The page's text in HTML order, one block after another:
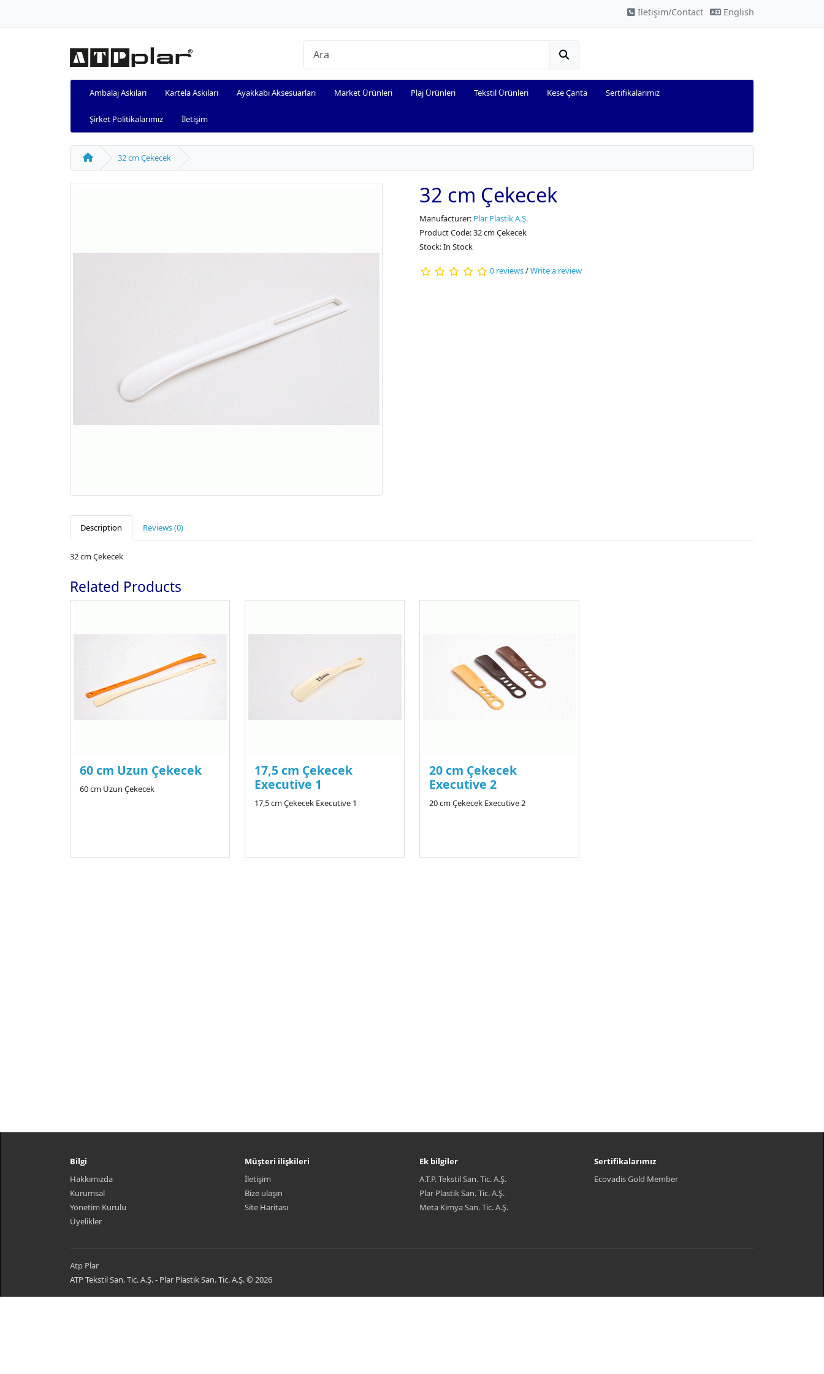
İletişim/Contact English
Ambalaj Askıları Kartela Askıları Ayakkabı Aksesuarları Market Ürünleri Plaj Ürünleri Tekstil Ürünleri Kese Çanta Sertifikalarımız
Şirket Politikalarımız İletişim
32 cm Çekecek
32 cm Çekecek
Manufacturer: Plar Plastik A.Ş.
Product Code: 32 cm Çekecek
Stock: In Stock
0 reviews/Write a review
Description Reviews (0)
32 cm Çekecek
Related Products
60 cm Uzun Çekecek
60 cm Uzun Çekecek
17,5 cm Çekecek
Executive 1
17,5 cm Çekecek Executive 1
20 cm Çekecek
Executive 2
20 cm Çekecek Executive 2
Bilgi
Hakkımızda
Kurumsal
Yönetim Kurulu
Üyelikler
Müşteri ilişkileri
İletişim
Bize ulaşın
Site Haritası
Ek bilgiler
A.T.P. Tekstil San. Tic. A.Ş.
Plar Plastik San. Tic. A.Ş.
Meta Kimya San. Tic. A.Ş.
Sertifikalarımız
Ecovadis Gold Member
Atp Plar
ATP Tekstil San. Tic. A.Ş. - Plar Plastik San. Tic. A.Ş. © 2026